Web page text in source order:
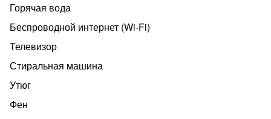
Горячая вода
Беспроводной интернет (Wi‑Fi)
Телевизор
Стиральная машина
Утюг
Фен